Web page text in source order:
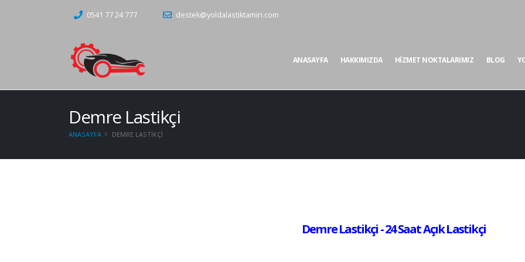
0541 77 24 777 destek@yoldalastiktamiri.com
ANASAYFA HAKKIMIZDA HIZMET NOKTALARIMIZ BLOG
Demre Lastikçi
ANASAYFA DEMRE LASTIKÇI
Demre Lastikçi - 24 Saat Açık Lastikçi